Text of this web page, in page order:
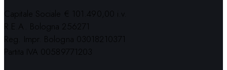
Capitale Sociale € 101.490,00 i.v.
R.E.A. Bologna 256271
Reg. Impr. Bologna 03018210371
Partita IVA 00589771203